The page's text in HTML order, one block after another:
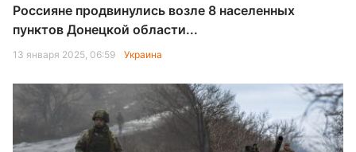
Россияне продвинулись возле 8 населенных
пунктов Донецкой области...
13 января 2025, 06:59 Украина